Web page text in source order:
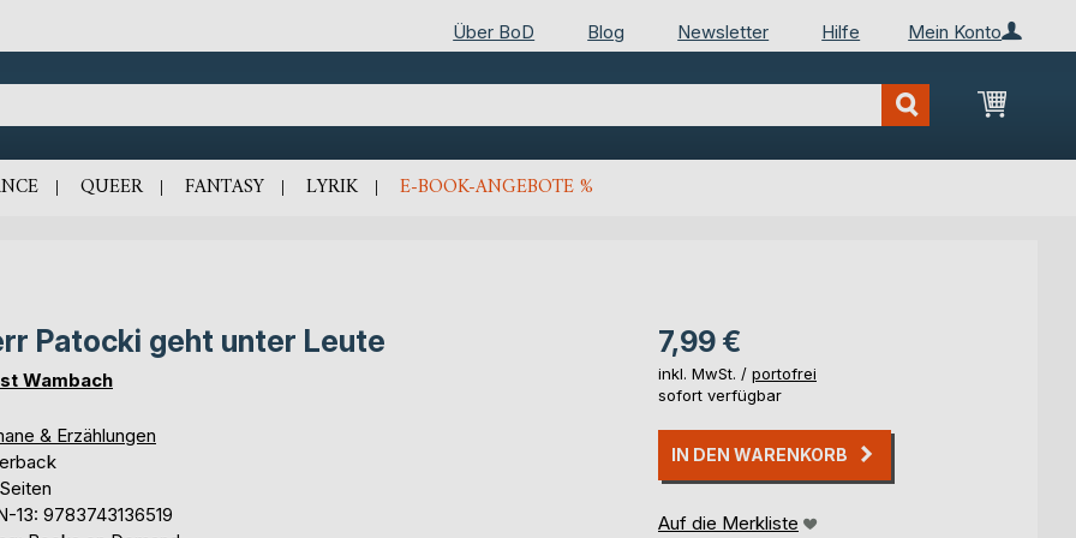
Mein Konto
Über BoD Blog Newsletter Hilfe
Mein
QUEER FANTASY LYRIK E-BOOK-ANGEBOTE %
Patocki geht unter Leute
Wambach
& Erzählungen
13: 9783743136519
7,99 €
inkl. MwSt. / portofrei
sofort verfügbar
IN DEN WARENKORB
Auf die Merkliste